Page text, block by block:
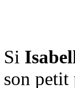
Si
son petit